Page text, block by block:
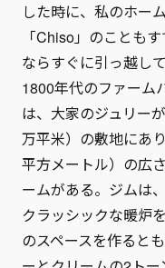
した時に、私のホー
「Chiso」のことも
ならすぐに引っ越し
1800年代のファーム
は、大家のジュリー
万平米）の敷地にあ
平方メートル）の広
ームがある。ジムは
クラッシックな暖炉
のスペースを作ると